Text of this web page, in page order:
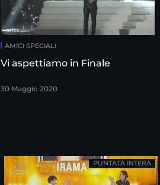
AMICI SPECIALI
Vi aspettiamo in Finale
30 Maggio 2020
PUNTATA INTERA